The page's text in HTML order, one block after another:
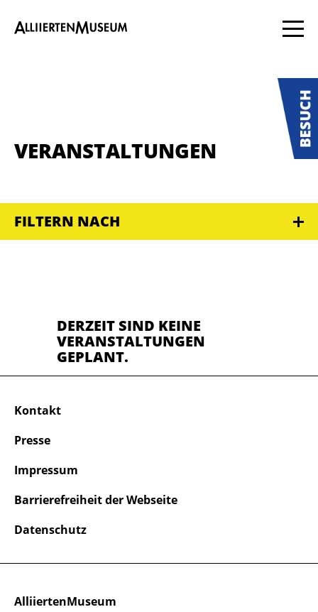
VERANSTALTUNGEN
FILTERN NACH
DERZEIT SIND KEINE
VERANSTALTUNGEN
GEPLANT.
AlliiertenMuseum
Kontakt
Presse
Impressum
Barrierefreiheit der Webseite
Datenschutz